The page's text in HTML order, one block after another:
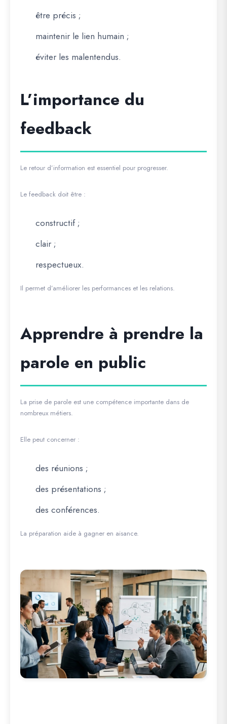
être précis ;
maintenir le lien humain ;
éviter les malentendus.
L’importance du
feedback
Le retour d’information est essentiel pour progresser.
Le feedback doit être :
constructif ;
clair ;
respectueux.
Il permet d’améliorer les performances et les relations.
Apprendre à prendre la
parole en public
La prise de parole est une compétence importante dans de
nombreux métiers.
Elle peut concerner :
des réunions ;
des présentations ;
des conférences.
La préparation aide à gagner en aisance.